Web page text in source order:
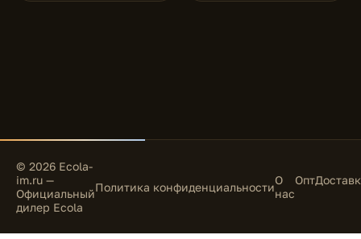
© 2026 Ecola-
im.ru —
Официальный
дилер Ecola
Политика конфиденциальностиО
нас
Опт